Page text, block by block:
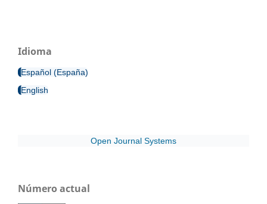
Idioma
Español (España)
English
Open Journal Systems
Número actual